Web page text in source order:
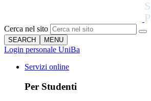
Cerca nel sito
SEARCH MENU
Login personale UniBa
Servizi online
Per Studenti